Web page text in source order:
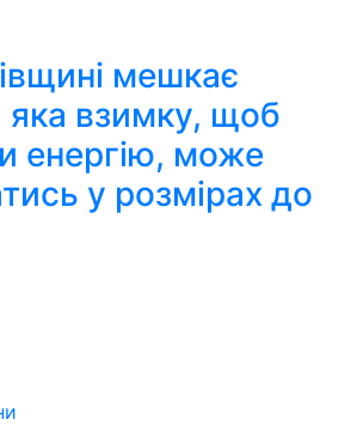
мешкає
яка взимку, щоб
енергію, може
у розмірах до